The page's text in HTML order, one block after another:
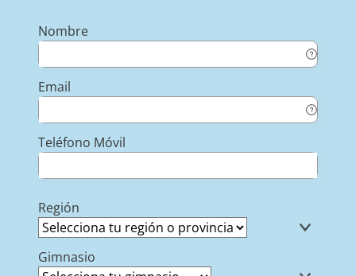
Nombre
Email
Teléfono Móvil
Región
Gimnasio